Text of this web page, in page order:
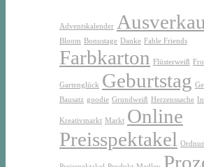
Adventskalender
Bloom Bonustage Danke Fable Friends
Farbkarton Flüsterweiß
Gartenglück Geburtstag
Bausatz goodie Grundweiß Herzenssache
Kreativmarkt Markt Online
Preisspektakel